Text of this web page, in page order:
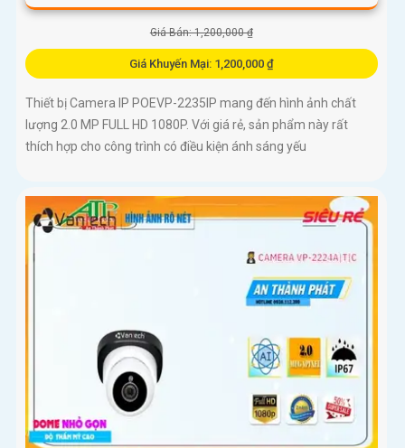
Giá Bán: 1,200,000 ₫
Giá Khuyến Mại: 1,200,000 ₫
Thiết bị Camera IP POEVP-2235IP mang đến hình ảnh chất
lượng 2.0 MP FULL HD 1080P. Với giá rẻ, sản phẩm này rất
thích hợp cho công trình có điều kiện ánh sáng yếu